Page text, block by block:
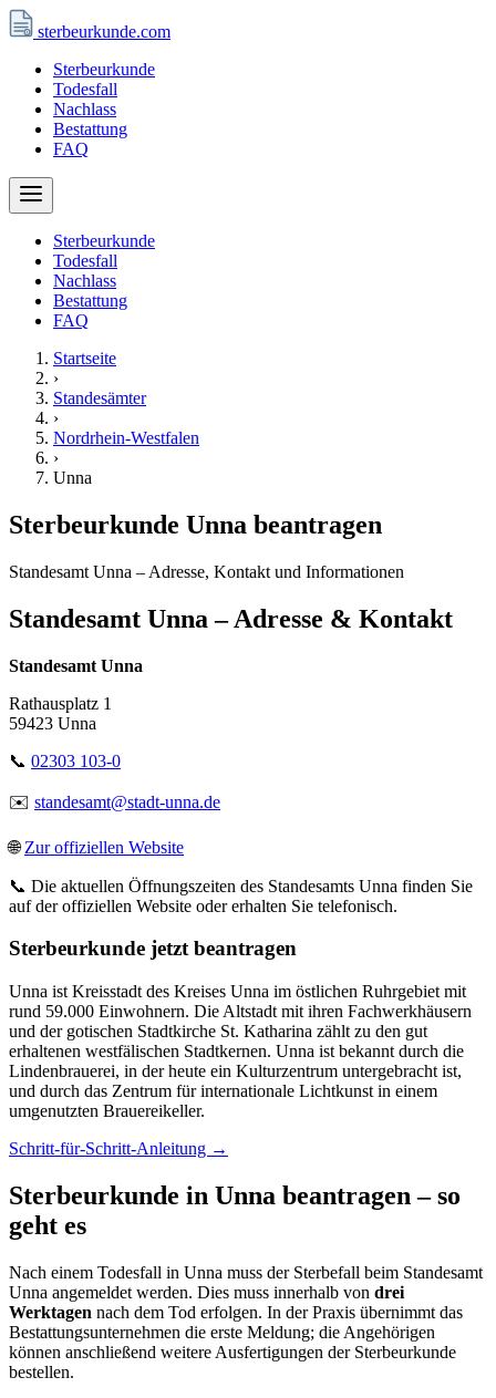
sterbeurkunde.com
Sterbeurkunde
Todesfall
Nachlass
Bestattung
FAQ
Sterbeurkunde
Todesfall
Nachlass
Bestattung
FAQ
Startseite
›
Standesämter
›
Nordrhein-Westfalen
›
Unna
Sterbeurkunde Unna beantragen
Standesamt Unna – Adresse, Kontakt und Informationen
Standesamt Unna – Adresse & Kontakt
Standesamt Unna
Rathausplatz 1
59423 Unna
📞 02303 103-0
✉️ standesamt@stadt-unna.de
🌐Zur offiziellen Website
📞 Die aktuellen Öffnungszeiten des Standesamts Unna finden Sie
auf der offiziellen Website oder erhalten Sie telefonisch.
Sterbeurkunde jetzt beantragen
Unna ist Kreisstadt des Kreises Unna im östlichen Ruhrgebiet mit
rund 59.000 Einwohnern. Die Altstadt mit ihren Fachwerkhäusern
und der gotischen Stadtkirche St. Katharina zählt zu den gut
erhaltenen westfälischen Stadtkernen. Unna ist bekannt durch die
Lindenbrauerei, in der heute ein Kulturzentrum untergebracht ist,
und durch das Zentrum für internationale Lichtkunst in einem
umgenutzten Brauereikeller.
Schritt-für-Schritt-Anleitung →
Sterbeurkunde in Unna beantragen – so
geht es
Nach einem Todesfall in Unna muss der Sterbefall beim Standesamt
Unna angemeldet werden. Dies muss innerhalb von drei
Werktagen nach dem Tod erfolgen. In der Praxis übernimmt das
Bestattungsunternehmen die erste Meldung; die Angehörigen
können anschließend weitere Ausfertigungen der Sterbeurkunde
bestellen.